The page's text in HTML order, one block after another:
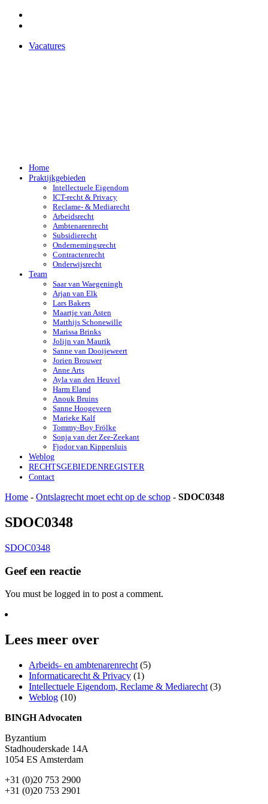
Vacatures
Home
Praktijkgebieden
Intellectuele Eigendom
ICT-recht & Privacy
Reclame- & Mediarecht
Arbeidsrecht
Ambtenarenrecht
Subsidierecht
Ondernemingsrecht
Contractenrecht
Onderwijsrecht
Team
Saar van Waegeningh
Arjan van Elk
Lars Bakers
Maartje van Asten
Matthijs Schonewille
Marissa Brinks
Jolijn van Maurik
Sanne van Dooijeweert
Jorien Brouwer
Anne Arts
Ayla van den Heuvel
Harm Eland
Anouk Bruins
Sanne Hoogeveen
Marieke Kalf
Tommy-Boy Frölke
Sonja van der Zee-Zeekant
Fjodor van Kippersluis
Weblog
RECHTSGEBIEDENREGISTER
Contact
Home - Ontslagrecht moet echt op de schop - SDOC0348
SDOC0348
SDOC0348
Geef een reactie
You must be logged in to post a comment.
Lees meer over
Arbeids- en ambtenarenrecht (5)
Informaticarecht & Privacy (1)
Intellectuele Eigendom, Reclame & Mediarecht (3)
Weblog (10)
BINGH Advocaten
Byzantium
Stadhouderskade 14A
1054 ES Amsterdam
+31 (0)20 753 2900
+31 (0)20 753 2901